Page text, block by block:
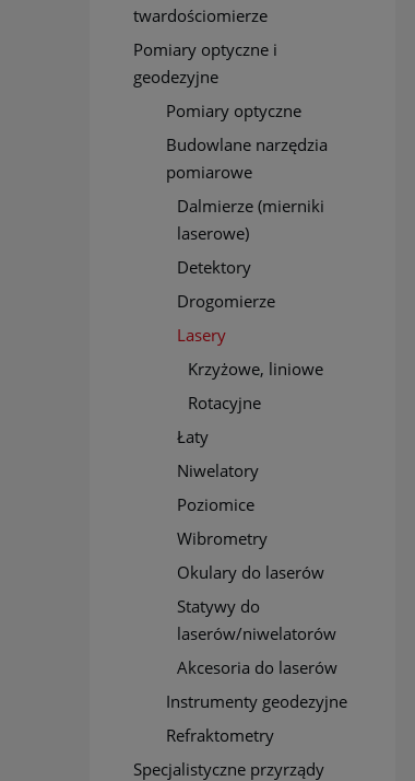
twardościomierze
Pomiary optyczne i
geodezyjne
Pomiary optyczne
Budowlane narzędzia
pomiarowe
Dalmierze (mierniki
laserowe)
Detektory
Drogomierze
Lasery
Krzyżowe, liniowe
Rotacyjne
Łaty
Niwelatory
Poziomice
Wibrometry
Okulary do laserów
Statywy do
laserów/niwelatorów
Akcesoria do laserów
Instrumenty geodezyjne
Refraktometry
Specjalistyczne przyrządy